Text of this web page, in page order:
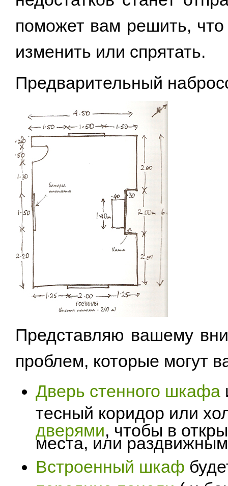
поможет вам решить, что
изменить или спрятать.
Предварительный
Представляю вашему
проблем, которые могут
Дверь стенного шкафа
тесный коридор или
дверями, чтобы в
места, или
Встроенный шкаф